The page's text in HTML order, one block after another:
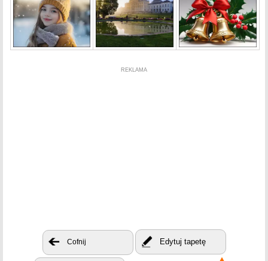
REKLAMA
Cofnij Edytuj tapetę